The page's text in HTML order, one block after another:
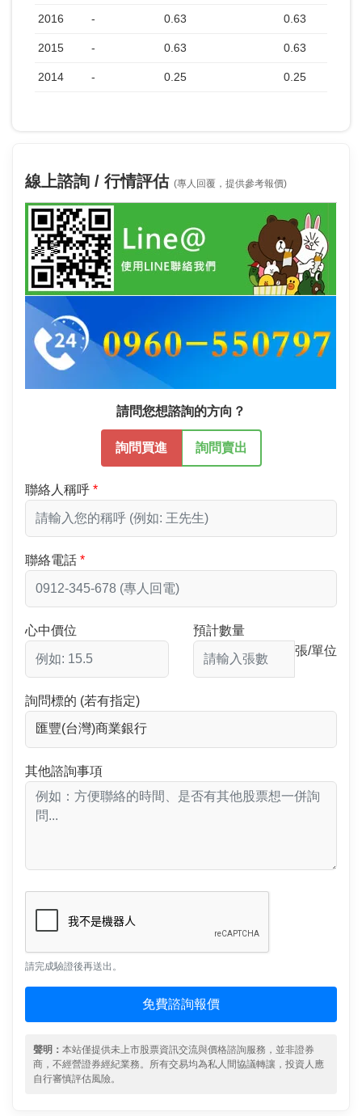
2016 - 0.63 0.63
2015 - 0.63 0.63
2014 - 0.25 0.25
線上諮詢 / 行情評估 (專人回覆，提供參考報價)
請問您想諮詢的方向？
詢問買進 詢問賣出
聯絡人稱呼
聯絡電話
心中價位
預計數量
張/單位
詢問標的 (若有指定)
其他諮詢事項
請完成驗證後再送出。
免費諮詢報價
聲明： 本站僅提供未上市股票資訊交流與價格諮詢服務，並非證券
商，不經營證券經紀業務。所有交易均為私人間協議轉讓，投資人應
自行審慎評估風險。